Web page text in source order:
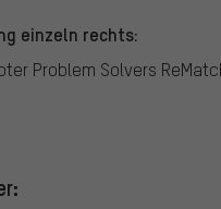
einzeln rechts:
Problem Solvers